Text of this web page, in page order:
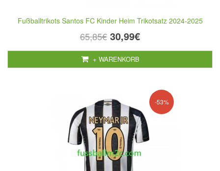
Fußballtrikots Santos FC Kinder Heim Trikotsatz 2024-2025
65,85€ 30,99€
+ WARENKORB
-53%